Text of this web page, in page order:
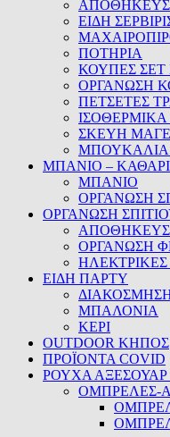
ΕΙΔΗ
ΠΟΤΗΡΙΑ
ΚΟΥΠΕΣ ΣΕΤ
ΟΡΓΑΝΩΣΗ
ΠΕΤΣΕΤΕΣ
ΣΚΕΥΗ
ΜΠΟΥΚΑΛΙΑ
ΜΠΑΝΙΟ –
ΜΠΑΝΙΟ
ΟΡΓΑΝΩΣΗ
ΟΡΓΑΝΩΣΗ
ΟΡΓΑΝΩΣΗ
ΕΙΔΗ ΠΑΡΤΥ
ΜΠΑΛΟΝΙΑ
ΚΕΡΙ
OUTDOOR ΚΗΠΟΣ
ΠΡΟΪΟΝΤΑ COVID
ΡΟΥΧΑ
ΟΜΠΡΕΛΕΣ-